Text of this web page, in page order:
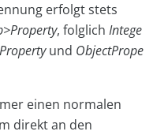
erfolgt stets
, folglich Intege
und ObjectPrope
einen normalen
direkt an den